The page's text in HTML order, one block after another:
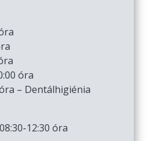
óra
– Dentálhigiénia
08:30-12:30 óra